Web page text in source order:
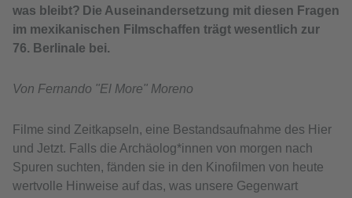
was bleibt? Die Auseinandersetzung mit diesen Fragen
im mexikanischen Filmschaffen trägt wesentlich zur
76. Berlinale bei.
Von Fernando "El More" Moreno
Filme sind Zeitkapseln, eine Bestandsaufnahme des Hier
und Jetzt. Falls die Archäolog*innen von morgen nach
Spuren suchten, fänden sie in den Kinofilmen von heute
wertvolle Hinweise auf das, was unsere Gegenwart